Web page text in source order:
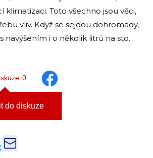
klimatizaci. Toto všechno jsou věci,
vliv. Když se sejdou dohromady,
navýšením i o několik litrů na sto.
0
do diskuze